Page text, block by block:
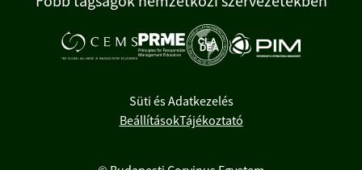
Süti és Adatkezelés
BeállításokTájékoztató